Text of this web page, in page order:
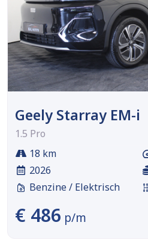
Geely Starray EM-i
1.5 Pro
18 km
2026
Benzine / Elektrisch
€ 486 p/m